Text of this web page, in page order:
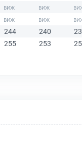
244 240
255 253